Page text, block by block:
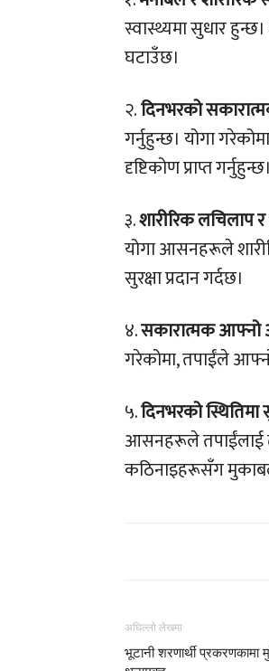
स्वास्थ्यमा सुधार
घटाउँछ।
२.दिनभरको
गर्नुहुन्छ। योगा
दृष्टिकोण प्राप्त गर्नुहुन्छ।
३.शारीरिक लचिलाप
योगा आसनहरूले
सुरक्षा प्रदान गर्दछ।
४.सकारात्मक आफ्नो
गरेकोमा, तपाईंले
५.दिनभरको स्थितिमा
आसनहरूले तपाईंलाई
कठिनाइहरूसँग
अघिल्लो लेखमा
भूटानी शरणार्थी